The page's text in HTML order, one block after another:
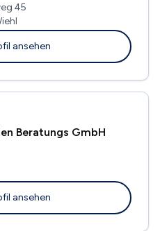
45
ansehen
Beratungs GmbH
ansehen